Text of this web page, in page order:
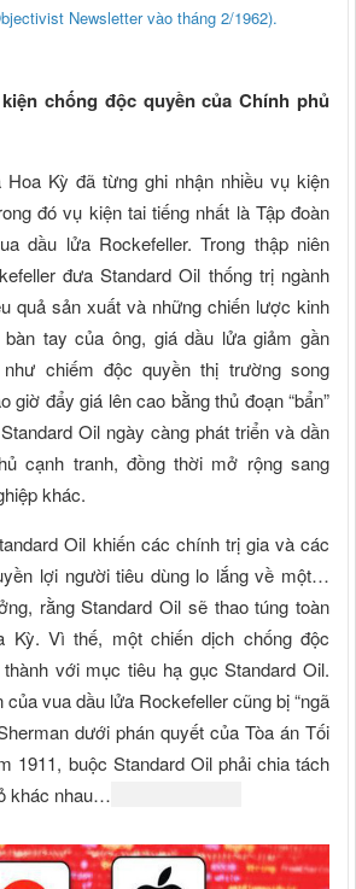
Newsletter vào tháng 2/1962).
chống độc quyền của Chính phủ
Kỳ đã từng ghi nhận nhiều vụ kiện
đó vụ kiện tai tiếng nhất là Tập đoàn
dầu lửa Rockefeller. Trong thập niên
đưa Standard Oil thống trị ngành
quả sản xuất và những chiến lược kinh
tay của ông, giá dầu lửa giảm gần
chiếm độc quyền thị trường song
giờ đẩy giá lên cao bằng thủ đoạn “bẩn”
Oil ngày càng phát triển và dần
cạnh tranh, đồng thời mở rộng sang
khác.
Oil khiến các chính trị gia và các
lợi người tiêu dùng lo lắng về một…
rằng Standard Oil sẽ thao túng toàn
Kỳ. Vì thế, một chiến dịch chống độc
với mục tiêu hạ gục Standard Oil.
của vua dầu lửa Rockefeller cũng bị “ngã
dưới phán quyết của Tòa án Tối
1911, buộc Standard Oil phải chia tách
khác nhau…